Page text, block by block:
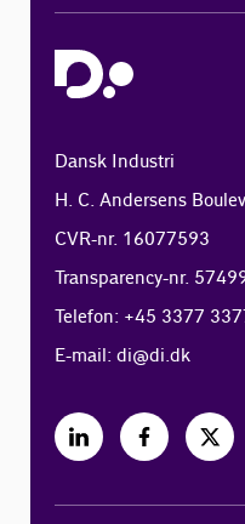
Dansk Industri
H. C. Andersens
CVR-nr. 16077593
Transparency-nr.
Telefon: +45 3377
E-mail:di@di.dk